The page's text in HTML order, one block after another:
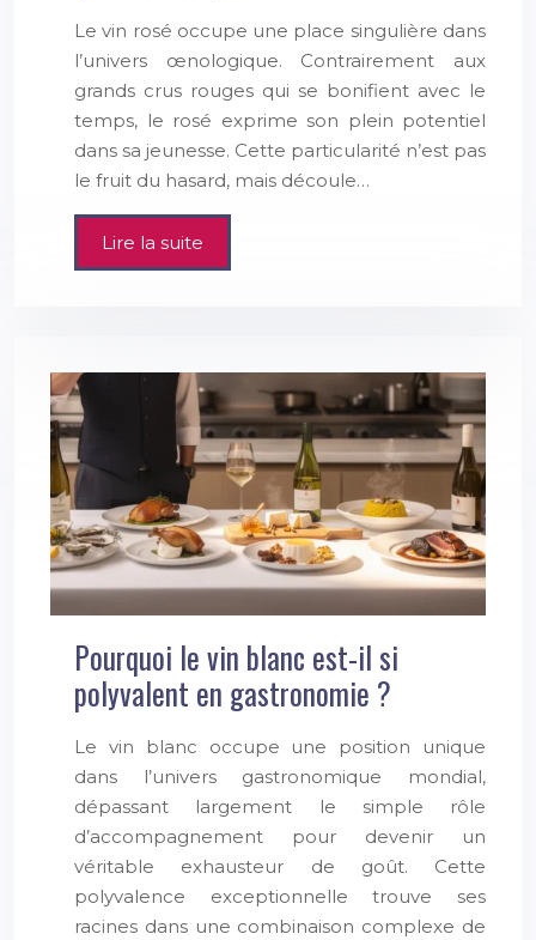
Le vin rosé occupe une place singulière dans
l’univers œnologique. Contrairement aux
grands crus rouges qui se bonifient avec le
temps, le rosé exprime son plein potentiel
dans sa jeunesse. Cette particularité n’est pas
le fruit du hasard, mais découle…
Lire la suite
Pourquoi le vin blanc est-il si
polyvalent en gastronomie ?
Le vin blanc occupe une position unique
dans l’univers gastronomique mondial,
dépassant largement le simple rôle
d’accompagnement pour devenir un
véritable exhausteur de goût. Cette
polyvalence exceptionnelle trouve ses
racines dans une combinaison complexe de